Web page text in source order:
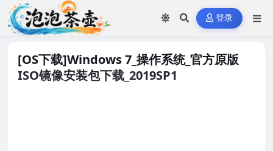
登录
[OS下载]Windows 7_操作系统_官方原版
ISO镜像安装包下载_2019SP1